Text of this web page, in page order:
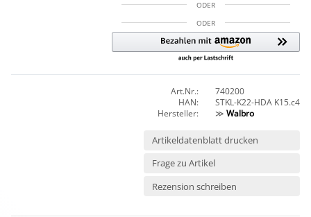
ODER
ODER
Art.Nr.:
740200
HAN:
STKL-K22-HDA K15.c4
Hersteller:
≫ Walbro
Artikeldatenblatt drucken
Frage zu Artikel
Rezension schreiben